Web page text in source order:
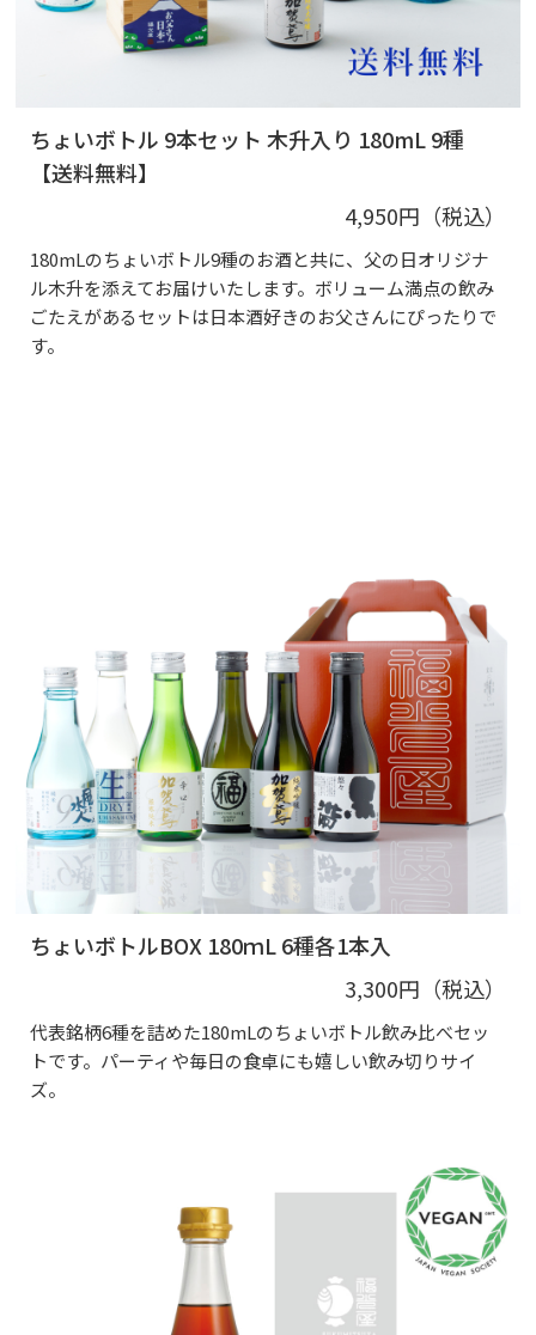
ちょいボトル 9本セット 木升入り 180mL 9種
【送料無料】
4,950円（税込）
180mLのちょいボトル9種のお酒と共に、父の日オリジナ
ル木升を添えてお届けいたします。ボリューム満点の飲み
ごたえがあるセットは日本酒好きのお父さんにぴったりで
す。
ちょいボトルBOX 180ｍL 6種各1本入
3,300円（税込）
代表銘柄6種を詰めた180mLのちょいボトル飲み比べセッ
トです。パーティや毎日の食卓にも嬉しい飲み切りサイ
ズ。